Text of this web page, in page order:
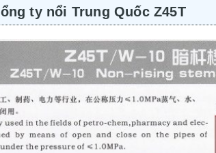
ty nổi Trung Quốc Z45T